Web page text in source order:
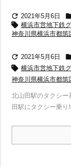
 2021年5月6日
 横浜市営地下鉄
神奈川県横浜市都筑
 2021年5月6日
 横浜市営地下鉄
神奈川県横浜市都筑
北山田駅のタクシー
田駅にタクシー乗